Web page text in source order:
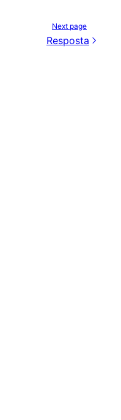
Next page
Resposta